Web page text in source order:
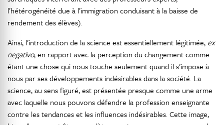
l’hétérogénéité due à l’immigration conduisant à la baisse de
rendement des élèves).
Ainsi, l’introduction de la science est essentiellement légitimée, ex
negativo, en rapport avec la perception du changement comme
étant une chose qui nous touche seulement quand il s’impose à
nous par ses développements indésirables dans la société. La
science, au sens figuré, est présentée presque comme une arme
avec laquelle nous pouvons défendre la profession enseignante
contre les tendances et les influences indésirables. Cette image,